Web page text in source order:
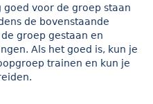
voor de groep staan
de bovenstaande
groep gestaan en
Als het goed is, kun je
trainen en kun je